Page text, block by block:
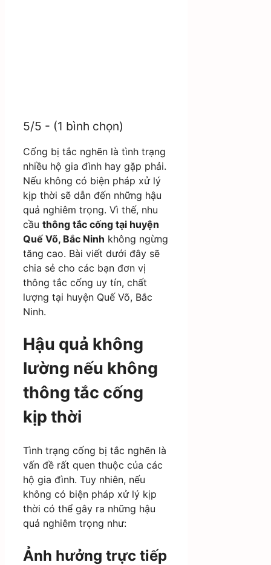
5/5 - (1 bình chọn)
Cống bị tắc nghẽn là tình trạng
nhiều hộ gia đình hay gặp phải.
Nếu không có biện pháp xử lý
kịp thời sẽ dẫn đến những hậu
quả nghiêm trọng. Vì thế, nhu
cầu thông tắc cống tại huyện
Quế Võ, Bắc Ninh không ngừng
tăng cao. Bài viết dưới đây sẽ
chia sẻ cho các bạn đơn vị
thông tắc cống uy tín, chất
lượng tại huyện Quế Võ, Bắc
Ninh.
Hậu quả không
lường nếu không
thông tắc cống
kịp thời
Tình trạng cống bị tắc nghẽn là
vấn đề rất quen thuộc của các
hộ gia đình. Tuy nhiên, nếu
không có biện pháp xử lý kịp
thời có thể gây ra những hậu
quả nghiêm trọng như:
Ảnh hưởng trực tiếp